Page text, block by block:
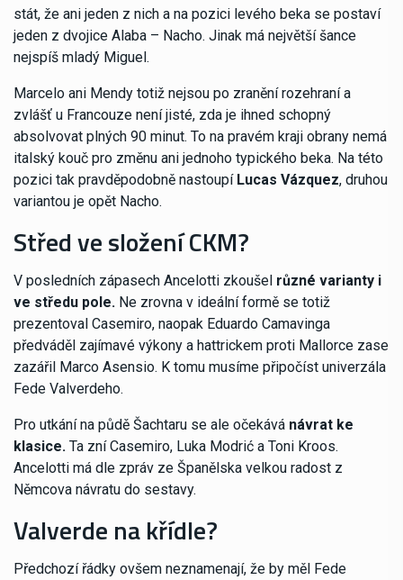
stát, že ani jeden z nich a na pozici levého beka se postaví
jeden z dvojice Alaba – Nacho. Jinak má největší šance
nejspíš mladý Miguel.
Marcelo ani Mendy totiž nejsou po zranění rozehraní a
zvlášť u Francouze není jisté, zda je ihned schopný
absolvovat plných 90 minut. To na pravém kraji obrany nemá
italský kouč pro změnu ani jednoho typického beka. Na této
pozici tak pravděpodobně nastoupí Lucas Vázquez, druhou
variantou je opět Nacho.
Střed ve složení CKM?
V posledních zápasech Ancelotti zkoušel různé varianty i
ve středu pole. Ne zrovna v ideální formě se totiž
prezentoval Casemiro, naopak Eduardo Camavinga
předváděl zajímavé výkony a hattrickem proti Mallorce zase
zazářil Marco Asensio. K tomu musíme připočíst univerzála
Fede Valverdeho.
Pro utkání na půdě Šachtaru se ale očekává návrat ke
klasice. Ta zní Casemiro, Luka Modrić a Toni Kroos.
Ancelotti má dle zpráv ze Španělska velkou radost z
Němcova návratu do sestavy.
Valverde na křídle?
Předchozí řádky ovšem neznamenají, že by měl Fede